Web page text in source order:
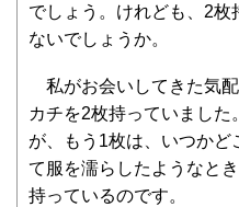
でしょう。けれども、2
ないでしょうか。
私がお会いしてきた気
カチを2枚持っていまし
が、もう1枚は、いつかど
て服を濡らしたようなと
持っているのです。